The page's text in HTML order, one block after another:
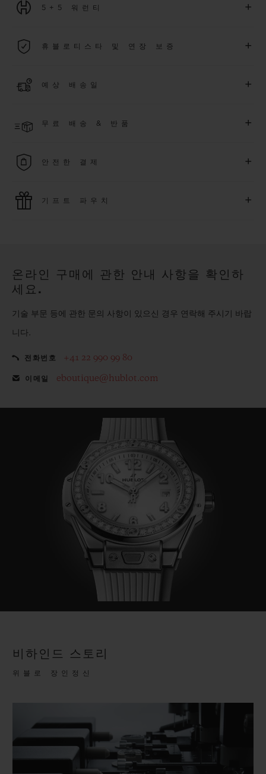
5+5 워런티 +
용됩니다.휴블로티스타 및 연장 보증 +
에 대해5 년 추가 워런티 혜택
또한 다양
더 알아보기
예상 배송일 +
다. *재고 상황에 따라 달라질 수 있습니다*.
무료 배송 & 반품 +
을 누려보세요
안전한 결제 +
모든 제품은 빠르고 안전하게 결제가 가능하며, 개인정보를 안
기프트 파우치 +
온라인 구매에 관한 안내 사항을 확인하
세요.
기술 부문 등에 관한 문의 사항이 있으신 경우 연락해 주시기 바랍
니다.
전화번호 +41 22 990 99 80
이메일 eboutique@hublot.com
비하인드 스토리
위블로 장인정신